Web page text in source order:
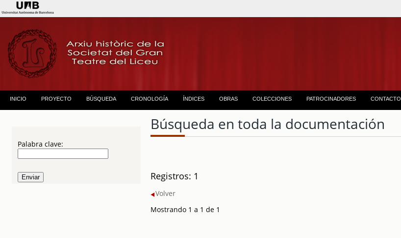
INICIO PROYECTO BÚSQUEDA CRONOLOGÍA ÍNDICES OBRAS COLECCIONES PATROCINADORES CONTACTO
Palabra clave:
Búsqueda en toda la documentación
Registros: 1
Volver
Mostrando 1 a 1 de 1